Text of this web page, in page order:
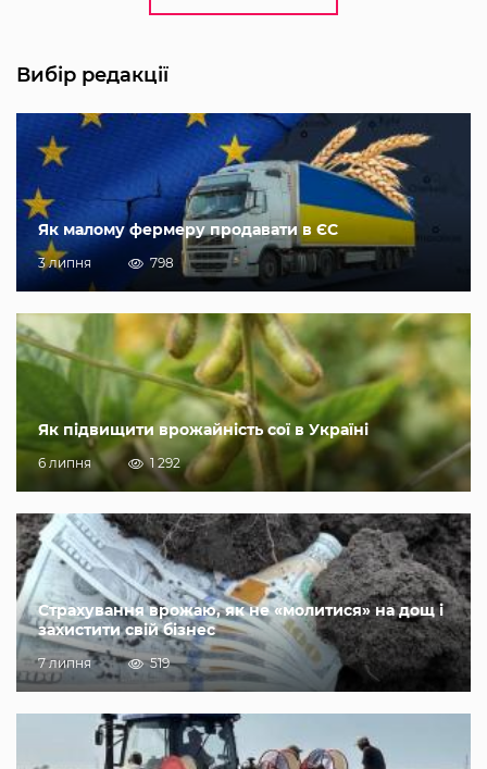
Вибір редакції
Як малому фермеру продавати в ЄС
3 липня 798
Як підвищити врожайність сої в Україні
6 липня 1 292
Страхування врожаю, як не «молитися» на дощ і
захистити свій бізнес
7 липня 519